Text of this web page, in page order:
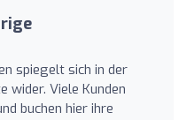
spiegelt sich in der
wider. Viele Kunden
buchen hier ihre